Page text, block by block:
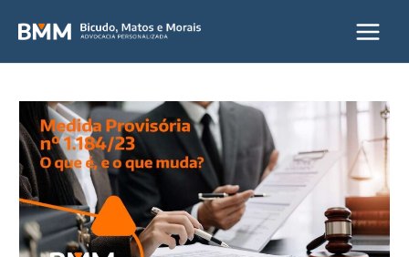
Main